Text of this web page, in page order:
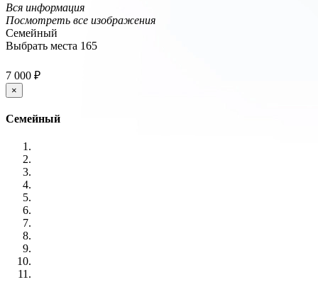
Вся информация
Посмотреть все изображения
Семейный
Выбрать места 165
7 000 ₽
×
Семейный